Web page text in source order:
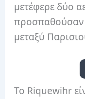
μετέφερε δύο
προσπαθούσαν
μεταξύ
Το Riquewihr